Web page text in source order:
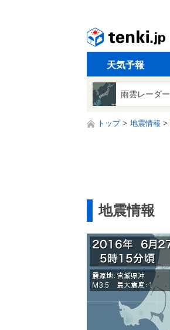
天気予報
雨雲レーダー
トップ 地震情報
地震情報